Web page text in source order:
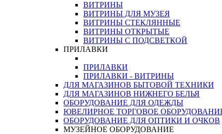
ВИТРИНЫ
ВИТРИНЫ ДЛЯ МУЗЕЯ
ВИТРИНЫ СТЕКЛЯННЫЕ
ВИТРИНЫ ОТКРЫТЫЕ
ВИТРИНЫ С ПОДСВЕТКОЙ
ПРИЛАВКИ
ПРИЛАВКИ
ПРИЛАВКИ - ВИТРИНЫ
ДЛЯ МАГАЗИНОВ БЫТОВОЙ ТЕХНИКИ
ДЛЯ МАГАЗИНОВ НИЖНЕГО БЕЛЬЯ
ОБОРУДОВАНИЕ ДЛЯ ОДЕЖДЫ
ЮВЕЛИРНОЕ ТОРГОВОЕ
ОБОРУДОВАНИЕ ДЛЯ ОПТИКИ И ОЧКОВ
МУЗЕЙНОЕ ОБОРУДОВАНИЕ